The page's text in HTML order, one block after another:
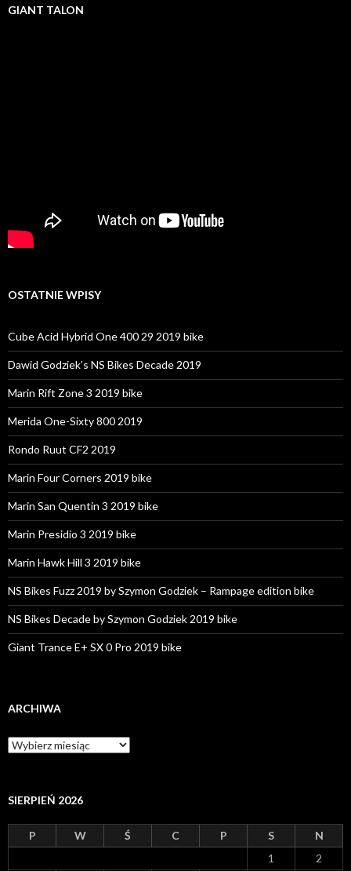
GIANT TALON
OSTATNIE WPISY
Cube Acid Hybrid One 400 29 2019 bike
Dawid Godziek’s NS Bikes Decade 2019
Marin Rift Zone 3 2019 bike
Merida One-Sixty 800 2019
Rondo Ruut CF2 2019
Marin Four Corners 2019 bike
Marin San Quentin 3 2019 bike
Marin Presidio 3 2019 bike
Marin Hawk Hill 3 2019 bike
NS Bikes Fuzz 2019 by Szymon Godziek – Rampage edition bike
NS Bikes Decade by Szymon Godziek 2019 bike
Giant Trance E+ SX 0 Pro 2019 bike
ARCHIWA
A
r
i
a
SIERPIEŃ 2026
P W Ś C P S N
1
2